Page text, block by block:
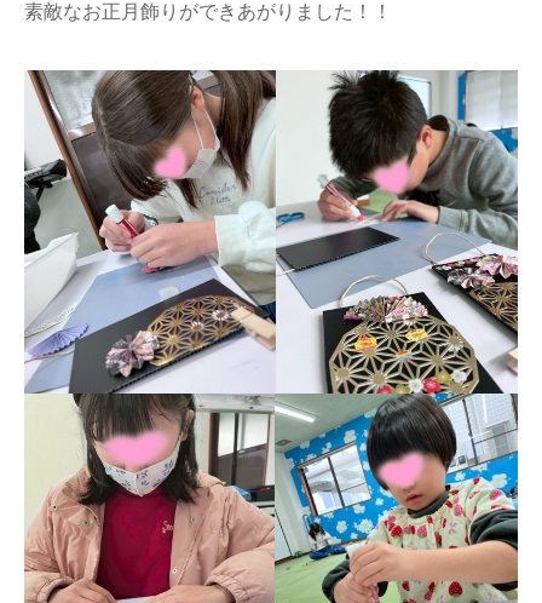
素敵なお正月飾りができあがりました！！